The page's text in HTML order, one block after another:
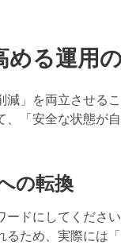
める運用
」を両立させる
「安全な状態が
の転換
ドにしてくださ
ため、実際には